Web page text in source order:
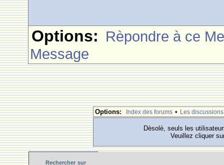
Options: Rèpondre à ce
Message
Options: Index des forums • Les discussions
Dèsolè, seuls les
Veuillez cliquer
Rechercher sur